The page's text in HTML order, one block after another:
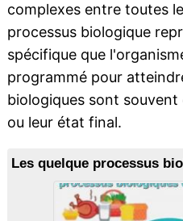
complexes entre toutes
processus biologique
spécifique que
programmé pour
biologiques sont
ou leur état final.
Les quelque processus